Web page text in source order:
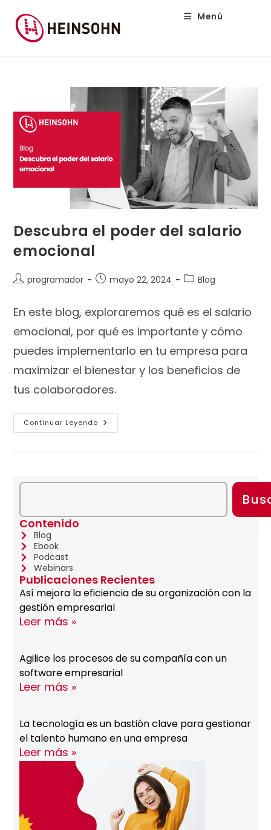
Menú
Descubra el poder del salario
emocional
programador mayo 22, 2024 Blog
En este blog, exploraremos qué es el salario
emocional, por qué es importante y cómo
puedes implementarlo en tu empresa para
maximizar el bienestar y los beneficios de
tus colaboradores.
Continuar Leyendo
Contenido
Blog
Ebook
Podcast
Webinars
Publicaciones Recientes
Así mejora la eficiencia de su organización con la
gestión empresarial
Leer más »
Agilice los procesos de su compañía con un
software empresarial
Leer más »
La tecnología es un bastión clave para gestionar
el talento humano en una empresa
Leer más »